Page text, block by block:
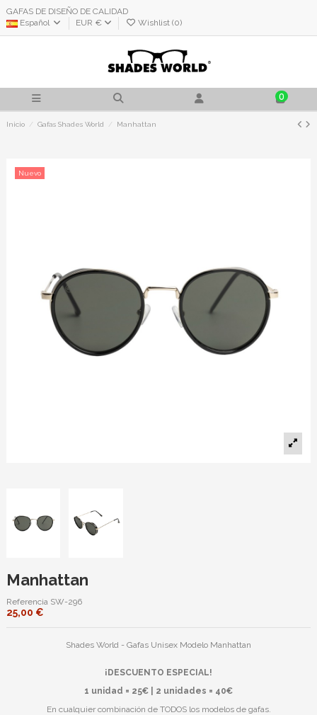
GAFAS DE DISEÑO DE CALIDAD
Español
EUR € Wishlist (0)
0
Inicio Gafas Shades World Manhattan
Nuevo
Manhattan
Referencia SW-296
25,00 €
Shades World - Gafas Unisex Modelo Manhattan
¡DESCUENTO ESPECIAL!
1 unidad = 25€ | 2 unidades = 40€
En cualquier combinación de TODOS los modelos de gafas.